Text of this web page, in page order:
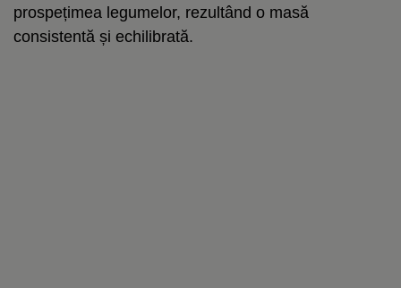
prospețimea legumelor, rezultând o masă
consistentă și echilibrată.